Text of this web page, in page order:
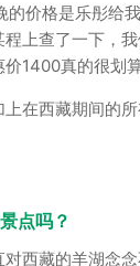
的价格是乐彤给
上查了一下，
1400真的很划算
在西藏期间的
点吗？
西藏的羊湖念